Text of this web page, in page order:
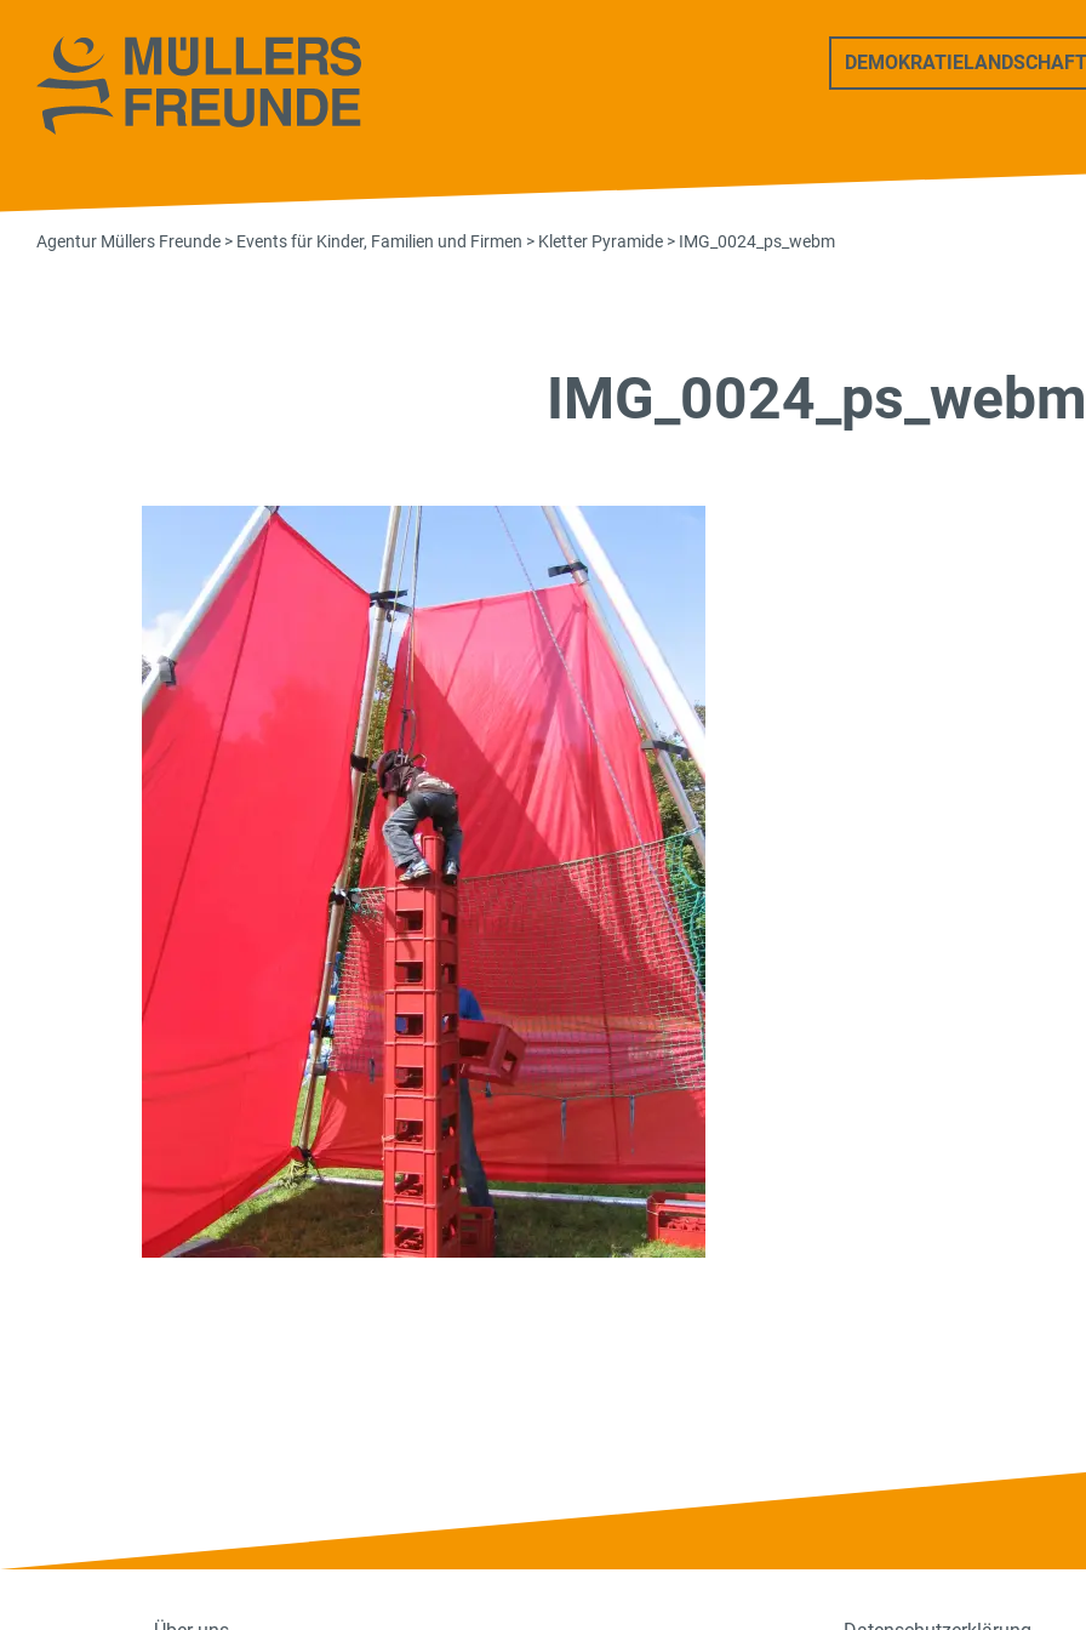
Agentur Müllers FreundeDEMOKRATIELANDSCHAFT
Agentur Müllers Freunde > Events für Kinder, Familien und Firmen > Kletter Pyramide > IMG_0024_ps_webm
IMG_0024_ps_webm